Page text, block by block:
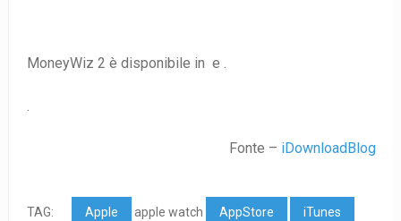
MoneyWiz 2 è disponibile in e .
Fonte – iDownloadBlog
TAG: Apple apple watch AppStore iTunes